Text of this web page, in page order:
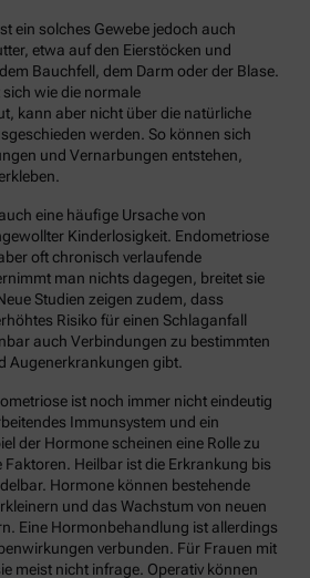
ein solches Gewebe jedoch auch
etwa auf den Eierstöcken und
Bauchfell, dem Darm oder der Blase.
sich wie die normale
kann aber nicht über die natürliche
werden. So können sich
und Vernarbungen entstehen,
eine häufige Ursache von
Kinderlosigkeit. Endometriose
oft chronisch verlaufende
man nichts dagegen, breitet sie
Studien zeigen zudem, dass
Risiko für einen Schlaganfall
auch Verbindungen zu bestimmten
Augenerkrankungen gibt.
ist noch immer nicht eindeutig
Immunsystem und ein
der Hormone scheinen eine Rolle zu
Faktoren. Heilbar ist die Erkrankung bis
Hormone können bestehende
und das Wachstum von neuen
Eine Hormonbehandlung ist allerdings
verbunden. Für Frauen mit
meist nicht infrage. Operativ können